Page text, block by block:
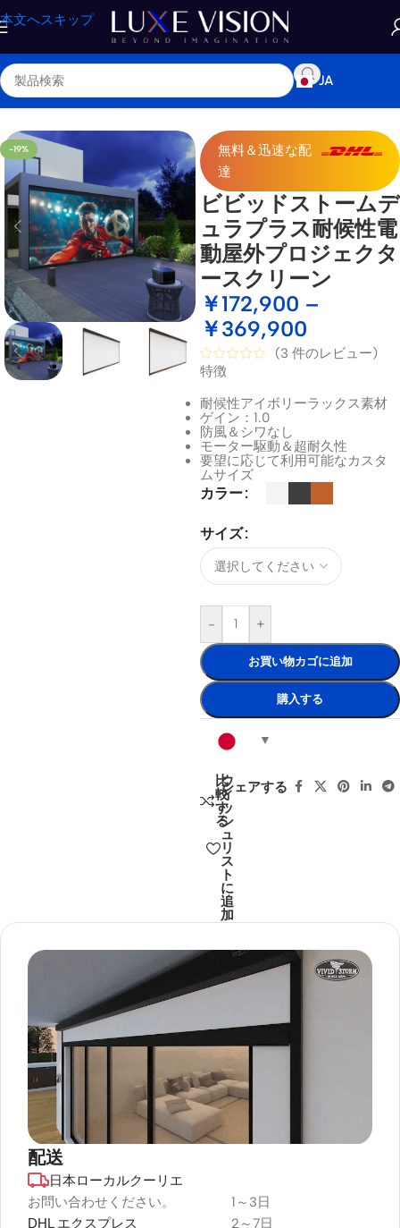
本文へスキップ
JA
ョップ/プロジェクタースクリーン/屋外プロジェクタースクリーン
-19%
無料＆迅速な配
達
ビビッドストームデ
ュラプラス耐候性電
動屋外プロジェクタ
ースクリーン
￥172,900 –
￥369,900
(3 件のレビュー)
特徴
耐候性アイボリーラックス素材
ゲイン：1.0
防風＆シワなし
モーター駆動＆超耐久性
要望に応じて利用可能なカスタ
ムサイズ
カラー
サイズ
- +
お買い物カゴに追加
購入する
比
較
す
る
ウ
ィ
ッ
シ
ュ
リ
ス
ト
に
追
加
シェアする
デュラプラス
耐候性
配送
日本ローカルクーリエ
お問い合わせください。 1～3日
DHL エクスプレス
2～7日